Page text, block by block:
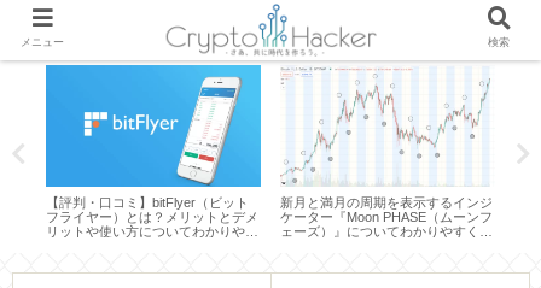
仮想通貨のAlgorand（アルゴラン
ド）の購入方法や買い方は？今後の
見通しや将来性について徹底分析し
【評判・口コミ】GMOコインと
は？メリットとデメリットや使い方
についてわかりやすく説明してみた
メニュー 検索